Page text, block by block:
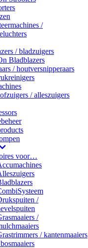
/
/ bladzuigers
Bladblazers
/ houtversnipperaars
/ alleszuigers
voor…
/
/
/ kantenmaaiers